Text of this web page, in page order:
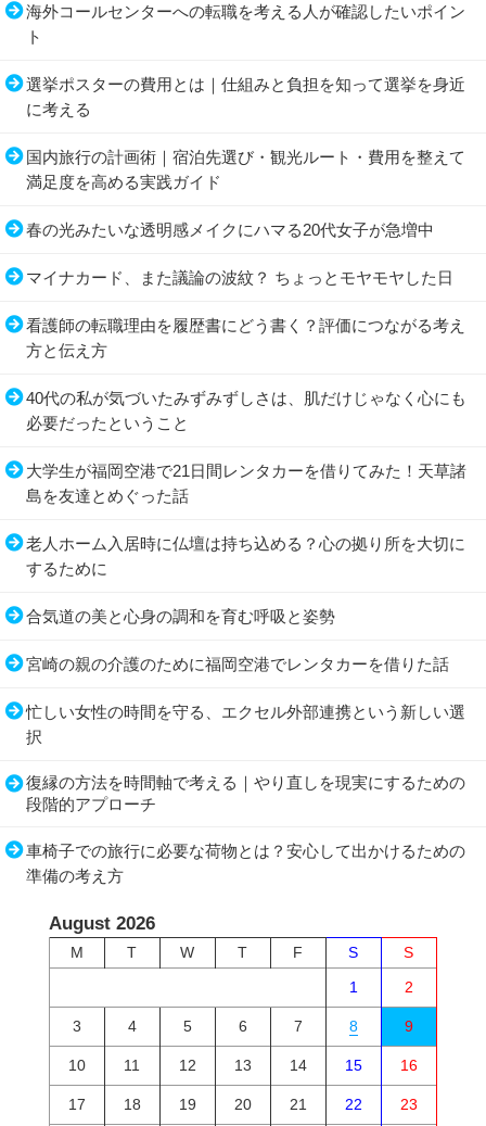
海外コールセンターへの転職を考える人が確認したいポイン
ト
選挙ポスターの費用とは｜仕組みと負担を知って選挙を身近
に考える
国内旅行の計画術｜宿泊先選び・観光ルート・費用を整えて
満足度を高める実践ガイド
春の光みたいな透明感メイクにハマる20代女子が急増中
マイナカード、また議論の波紋？ ちょっとモヤモヤした日
看護師の転職理由を履歴書にどう書く？評価につながる考え
方と伝え方
40代の私が気づいたみずみずしさは、肌だけじゃなく心にも
必要だったということ
大学生が福岡空港で21日間レンタカーを借りてみた！天草諸
島を友達とめぐった話
老人ホーム入居時に仏壇は持ち込める？心の拠り所を大切に
するために
合気道の美と心身の調和を育む呼吸と姿勢
宮崎の親の介護のために福岡空港でレンタカーを借りた話
忙しい女性の時間を守る、エクセル外部連携という新しい選
択
復縁の方法を時間軸で考える｜やり直しを現実にするための
段階的アプローチ
車椅子での旅行に必要な荷物とは？安心して出かけるための
準備の考え方
August 2026
M T W T F S
S
1
2
3 4 5 6 7 8 9
10 11 12 13 14 15 16
17 18 19 20 21 22 23